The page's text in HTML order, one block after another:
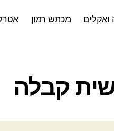
ואקלים מכתש רמון
ק
ט
ר
קבלה